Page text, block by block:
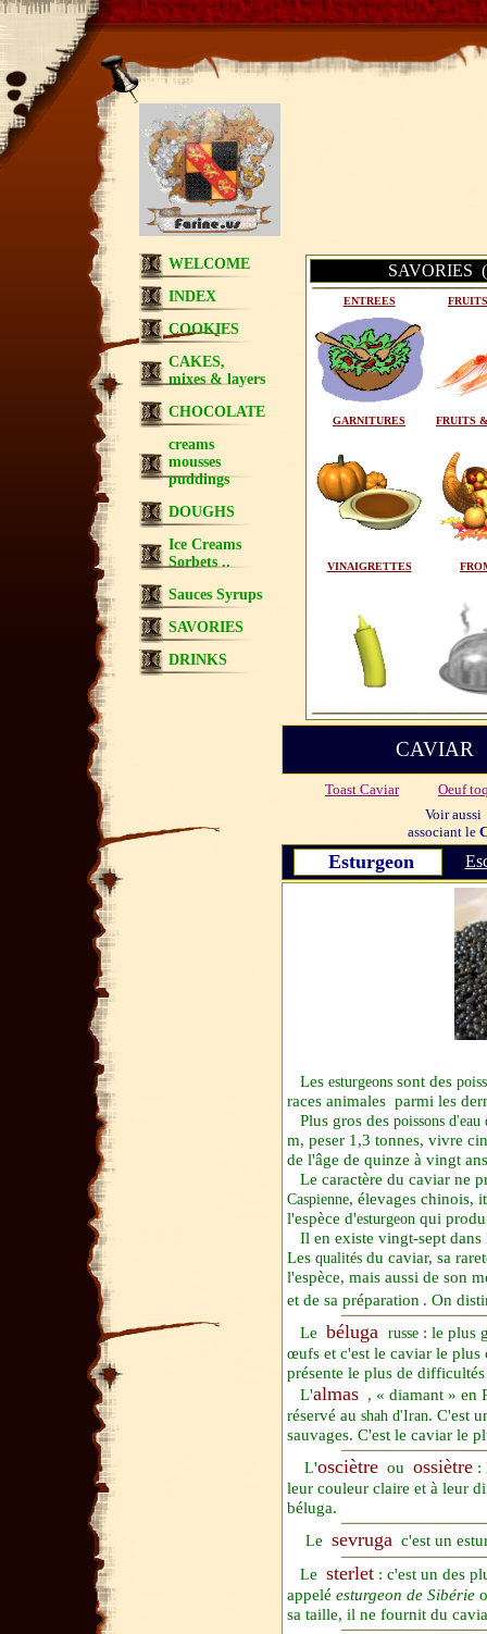
WELCOME
INDEX
COOKIES
CAKES,
mixes & layers
CHOCOLATE
creams
mousses
puddings
DOUGHS
Ice Creams
Sorbets ..
Sauces Syrups
SAVORIES
DRINKS
SAVORIES
ENTREES
GARNITURES FRUITS
VINAIGRETTES
Toast Caviar
Oeuf
Voir aussi
associant le
Esturgeon
Les esturgeons sont des
races animales parmi les
Plus gros des poissons d'eau
m, peser 1,3 tonnes, vivre
de l'âge de quinze à vingt
Le caractère du caviar ne
Caspienne, élevages chinois,
l'espèce d'esturgeon qui
Il en existe vingt-sept dans
Les qualités du caviar, sa
l'espèce, mais aussi de son
et de sa préparation . On
Le béluga russe : le plus
œufs et c'est le caviar le plus
présente le plus de
L'almas , « diamant » en
réservé au shah d'Iran. C'est
sauvages. C'est le caviar le
L'osciètre ou ossiètre :
leur couleur claire et à leur
béluga.
Le sevruga c'est un
Le sterlet : c'est un des
appelé esturgeon de Sibérie
sa taille, il ne fournit du